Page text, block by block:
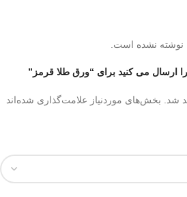
نوشته نشده است.
را ارسال می کنید برای “ورق طلا قرمز”
شد. بخش‌های موردنیاز علامت‌گذاری شده‌اند